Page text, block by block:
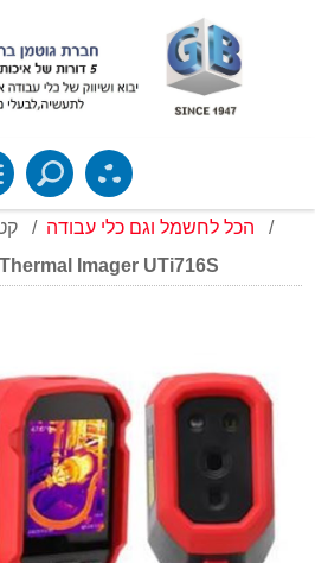
/ הכל לחשמל וגם כלי עבודה
/
Imager UTi716S